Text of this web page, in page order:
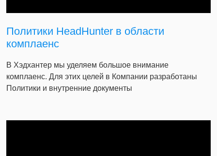
Политики HeadHunter в области
комплаенс
В Хэдхантер мы уделяем большое внимание
комплаенс. Для этих целей в Компании разработаны
Политики и внутренние документы